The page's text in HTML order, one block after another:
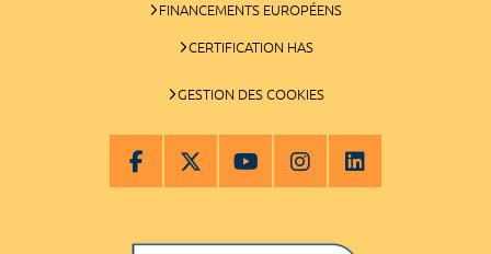
FINANCEMENTS EUROPÉENS
CERTIFICATION HAS
GESTION DES COOKIES